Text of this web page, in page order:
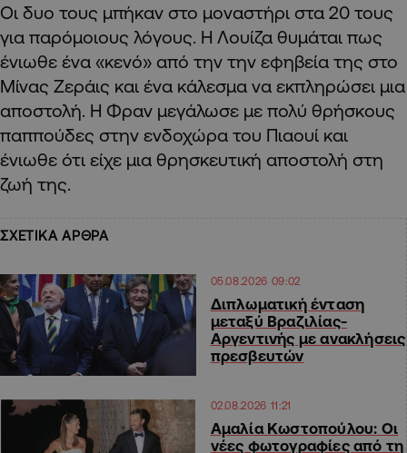
Οι δυο τους μπήκαν στο μοναστήρι στα 20 τους
για παρόμοιους λόγους. Η Λουίζα θυμάται πως
ένιωθε ένα «κενό» από την την εφηβεία της στο
Μίνας Ζεράις και ένα κάλεσμα να εκπληρώσει μια
αποστολή. Η Φραν μεγάλωσε με πολύ θρήσκους
παππούδες στην ενδοχώρα του Πιαουί και
ένιωθε ότι είχε μια θρησκευτική αποστολή στη
ζωή της.
ΣΧΕΤΙΚΑ ΑΡΘΡΑ
05.08.2026 09:02
Διπλωματική ένταση
μεταξύ Βραζιλίας-
Αργεντινής με ανακλήσεις
πρεσβευτών
02.08.2026 11:21
Αμαλία Κωστοπούλου: Οι
νέες φωτογραφίες από τη